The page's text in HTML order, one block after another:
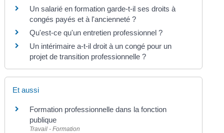
Un salarié en formation garde-t-il ses droits à
congés payés et à l'ancienneté ?
Qu'est-ce qu'un entretien professionnel ?
Un intérimaire a-t-il droit à un congé pour un
projet de transition professionnelle ?
Et aussi
Formation professionnelle dans la fonction
publique
Travail - Formation